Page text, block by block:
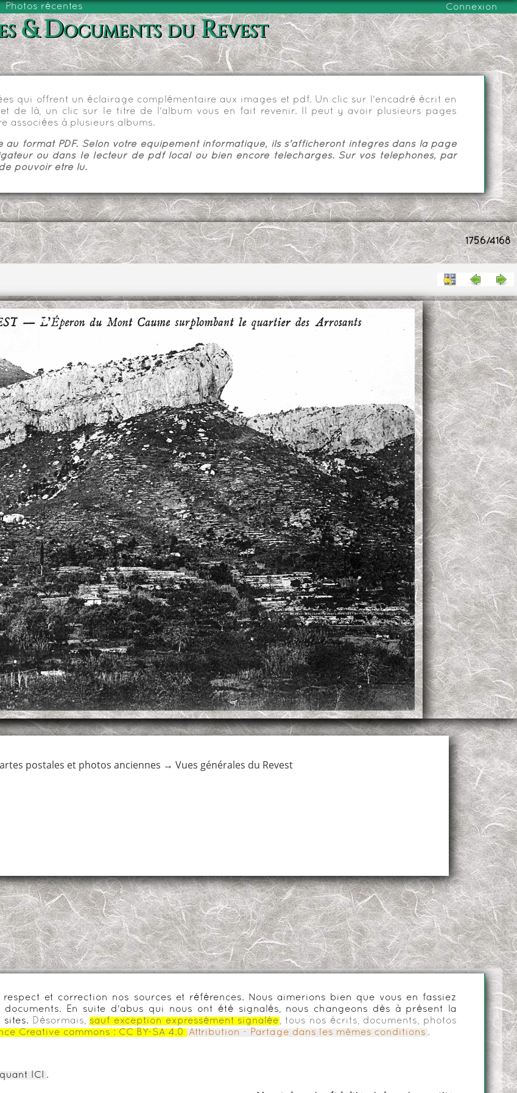
Photos récentes Connexion
& Documents du Revest
qui offrent un éclairage complémentaire aux images et pdf. Un clic sur l'encadré écrit en
de là, un clic sur le titre de l'album vous en fait revenir. Il peut y avoir plusieurs pages
associées à plusieurs albums.
format PDF. Selon votre équipement informatique, ils s'afficheront intégrés dans la page
ou dans le lecteur de pdf local ou bien encore téléchargés. Sur vos téléphones, par
pouvoir être lu.
1756/4168
postales et photos anciennes → Vues générales du Revest
et correction nos sources et références. Nous aimerions bien que vous en fassiez
En suite d'abus qui nous ont été signalés, nous changeons dès à présent la
Désormais, sauf exception expressément signalée , tous nos écrits, documents, photos
Creative commons : CC BY-SA 4.0 Attribution - Partage dans les mêmes conditions .
ICI .